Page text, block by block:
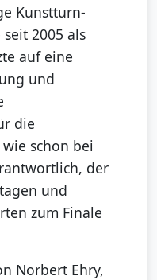
Kunstturn-
2005 als
auf eine
und
die
schon bei
der
und
zum Finale
Norbert Ehry,